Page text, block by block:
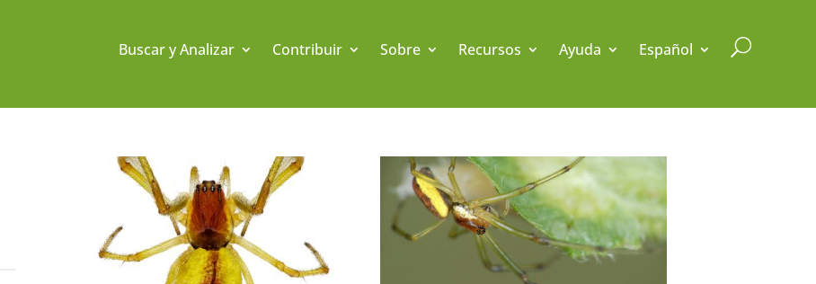
Buscar y Analizar Contribuir Sobre Recursos Ayuda Español U